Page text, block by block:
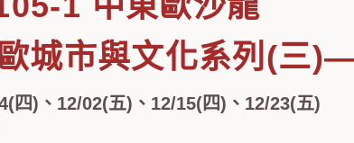
城市與文化系列(三
四)、12/02(五)、12/15(四)、12/23(五)